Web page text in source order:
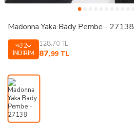
Madonna Yaka Bady Pembe - 27138
%32
İNDIRIM
128,70TL
87,99 TL